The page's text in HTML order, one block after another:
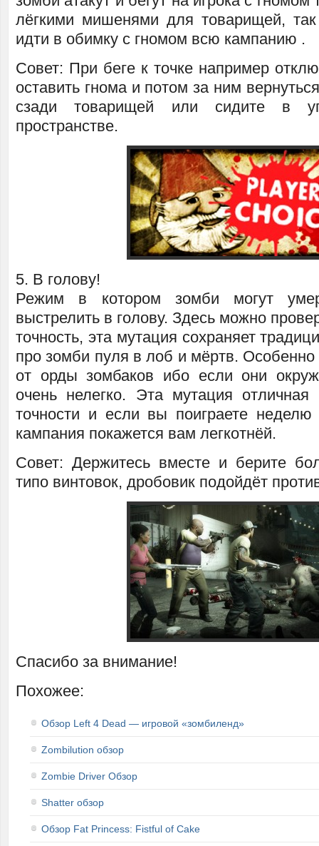
лёгкими мишенями для товарищей,
идти в обимку с гномом всю кампанию .
Совет: При беге к точке например
оставить гнома и потом за ним
сзади товарищей или сидите в
пространстве.
5. В голову!
Режим в котором зомби могут
выстрелить в голову. Здесь можно
точность, эта мутация сохраняет
про зомби пуля в лоб и мёртв. Особенно
от орды зомбаков ибо если они
очень нелегко. Эта мутация отличная
точности и если вы поиграете
кампания покажется вам легкотнёй.
Совет: Держитесь вместе и берите
типо винтовок, дробовик подойдёт
Спасибо за внимание!
Похожее:
Обзор Left 4 Dead — игровой «зомбиленд»
Zombilution обзор
Zombie Driver Обзор
Shatter обзор
Обзор Fat Princess: Fistful of Cake